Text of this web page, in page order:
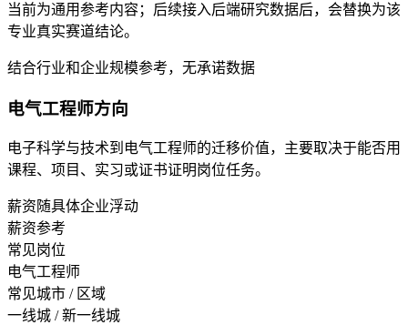
当前为通用参考内容；后续接入后端研究数据后，会替换为该
专业真实赛道结论。
结合行业和企业规模参考，无承诺数据
电气工程师方向
电子科学与技术到电气工程师的迁移价值，主要取决于能否用
课程、项目、实习或证书证明岗位任务。
薪资随具体企业浮动
薪资参考
常见岗位
电气工程师
常见城市 / 区域
一线城 / 新一线城